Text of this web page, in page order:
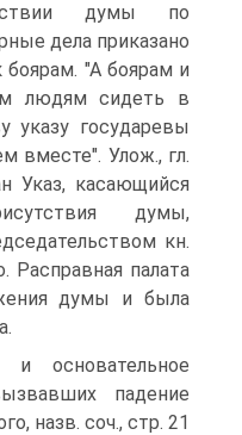
думы по
дела приказано
"А боярам и
людям сидеть в
указу государевы
вместе". Улож., гл.
Указ, касающийся
думы,
кн.
палата
думы и была
и основательное
падение
назв. соч., стр. 21